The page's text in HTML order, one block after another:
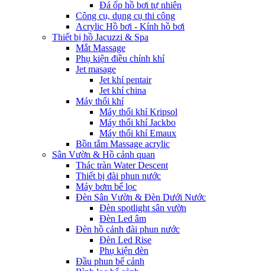
Đá ốp hồ bơi tự nhiên
Công cụ, dụng cụ thi công
Acrylic Hồ bơi - Kính hồ bơi
Thiết bị hồ Jacuzzi & Spa
Mắt Massage
Phụ kiện điều chỉnh khí
Jet masage
Jet khí pentair
Jet khí china
Máy thổi khí
Máy thổi khí Kripsol
Máy thổi khí Jackbo
Máy thổi khí Emaux
Bồn tắm Massage acrylic
Sân Vườn & Hồ cảnh quan
Thác tràn Water Descent
Thiết bị đài phun nước
Máy bơm bể lọc
Đèn Sân Vườn & Đèn Dưới Nước
Đèn spotlight sân vườn
Đèn Led âm
Đèn hồ cảnh đài phun nước
Đèn Led Rise
Phụ kiện đèn
Đầu phun bể cảnh